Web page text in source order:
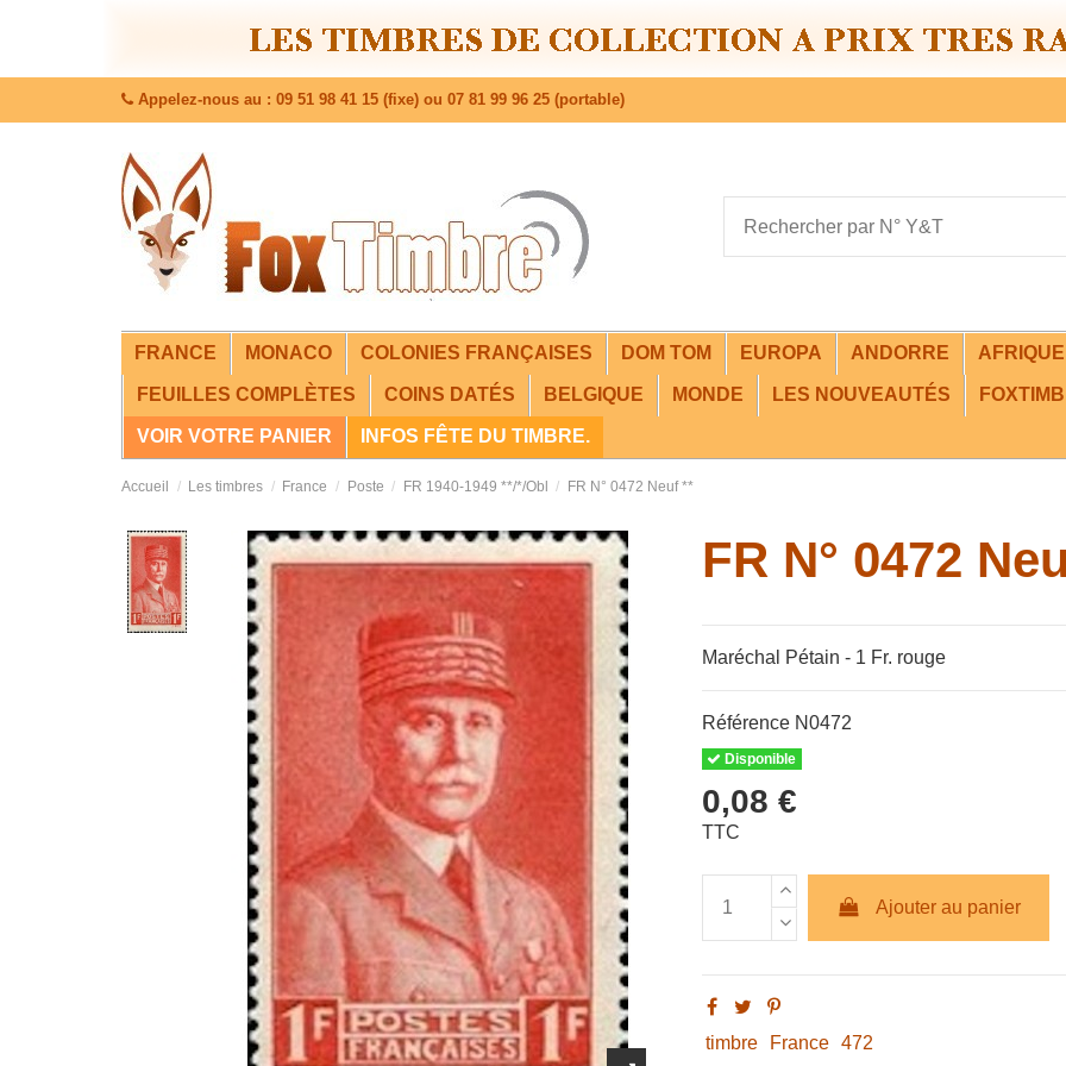
Appelez-nous au : 09 51 98 41 15 (fixe) ou 07 81 99 96 25 (portable)
FRANCE MONACO COLONIES FRANÇAISES DOM TOM EUROPA ANDORRE
FEUILLES COMPLÈTES COINS DATÉS BELGIQUE MONDE LES NOUVEAUTÉS
VOIR VOTRE PANIER INFOS FÊTE DU TIMBRE.
Accueil Les timbres France Poste FR 1940-1949 **/*/Obl FR N° 0472 Neuf **
FR N° 0472
Maréchal Pétain - 1 Fr. rouge
Référence N0472
Disponible
0,08 €
TTC
Ajouter au panier
timbre France 472